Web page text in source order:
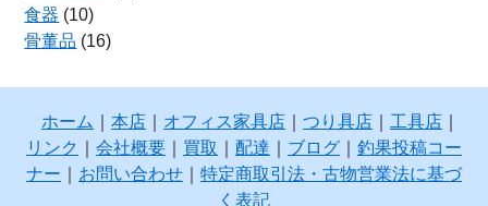
食器 (10)
骨董品 (16)
ホーム 本店 オフィス家具店 つり具店 工具店
リンク
会社概要 買取 配達 ブログ
釣果投稿コー
ナー
お問い合わせ
特定商取引法・古物営業法に基づ
く表記